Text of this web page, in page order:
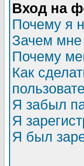
Вход на
Почему я
Зачем мне
Почему
Как
Я забыл
Я
Я был